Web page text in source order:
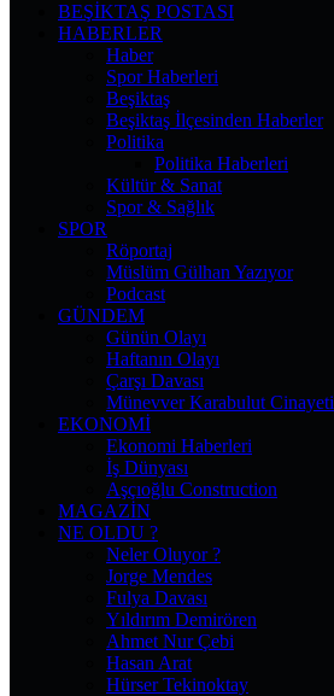
BEŞIKTAŞ POSTASI
HABERLER
Haber
Spor Haberleri
Beşiktaş
Beşiktaş İlçesinden Haberler
Politika
Politika Haberleri
Kültür & Sanat
Spor & Sağlık
SPOR
Röportaj
Müslüm Gülhan Yazıyor
Podcast
GÜNDEM
Günün Olayı
Haftanın Olayı
Çarşı Davası
Münevver Karabulut Cinayeti
EKONOMI
Ekonomi Haberleri
İş Dünyası
Aşçıoğlu Construction
MAGAZIN
NE OLDU ?
Neler Oluyor ?
Jorge Mendes
Fulya Davası
Yıldırım Demirören
Ahmet Nur Çebi
Hasan Arat
Hürser Tekinoktay